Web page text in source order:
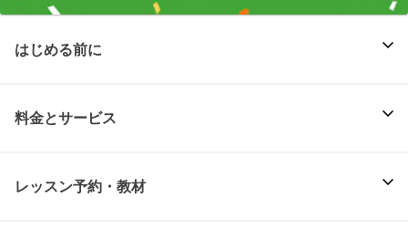
はじめる前に
料金とサービス
レッスン予約・教材